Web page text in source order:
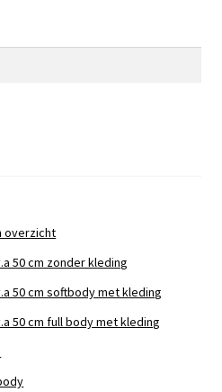
overzicht
50 cm zonder kleding
50 cm softbody met kleding
50 cm full body met kleding